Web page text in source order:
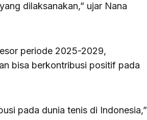
dilaksanakan,” ujar Nana
periode 2025-2029,
bisa berkontribusi positif pada
pada dunia tenis di Indonesia,”